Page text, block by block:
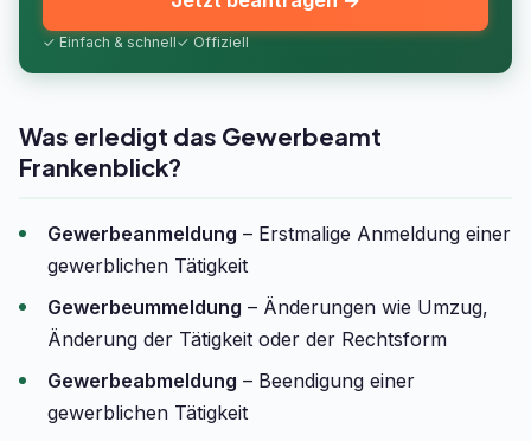
✓ Einfach & schnell✓ Offiziell
Was erledigt das Gewerbeamt
Frankenblick?
Gewerbeanmeldung – Erstmalige Anmeldung einer
gewerblichen Tätigkeit
Gewerbeummeldung – Änderungen wie Umzug,
Änderung der Tätigkeit oder der Rechtsform
Gewerbeabmeldung – Beendigung einer
gewerblichen Tätigkeit